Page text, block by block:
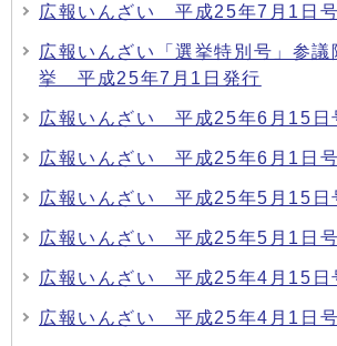
広報いんざい 平成25年7月1日
広報いんざい「選挙特別号」参議
挙 平成25年7月1日発行
広報いんざい 平成25年6月15
広報いんざい 平成25年6月1日
広報いんざい 平成25年5月15
広報いんざい 平成25年5月1日
広報いんざい 平成25年4月15
広報いんざい 平成25年4月1日